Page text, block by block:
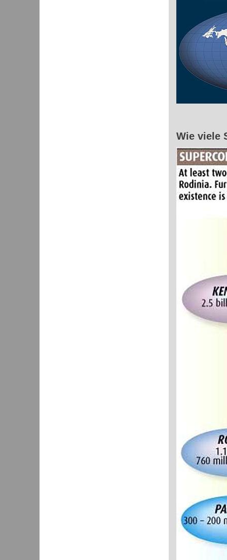
Wie viele